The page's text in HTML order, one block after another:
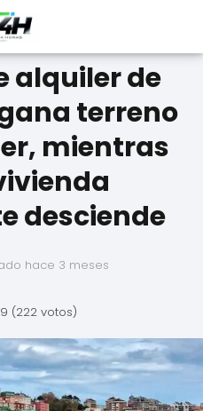
alquiler de
terreno
mientras
desciende
hace 3 meses
(222 votos)